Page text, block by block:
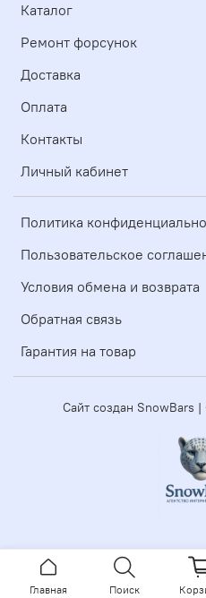
Каталог
Ремонт форсунок
Доставка
Оплата
Контакты
Личный кабинет
Политика
Пользовательское
Условия обмена и возврата
Обратная связь
Гарантия на товар
Сайт создан SnowBars
Главная Поиск